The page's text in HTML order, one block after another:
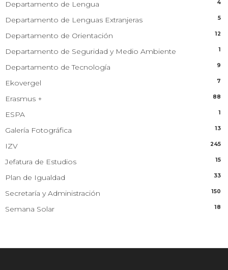
Departamento de Lengua 4
Departamento de Lenguas Extranjeras 5
Departamento de Orientación 12
Departamento de Seguridad y Medio Ambiente 1
Departamento de Tecnología 9
Ekovergel 7
Erasmus + 88
ESPA 1
Galería Fotográfica 13
IZV 245
Jefatura de Estudios 15
Plan de Igualdad 33
Secretaría y Administración 150
Semana Solar 18